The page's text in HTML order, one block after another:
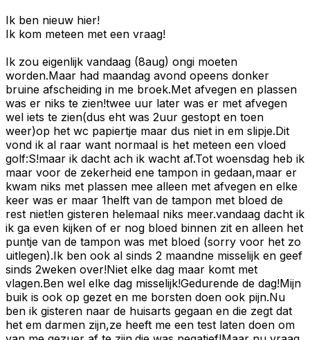
Ik ben nieuw hier!
Ik kom meteen met een vraag!
Ik zou eigenlijk vandaag (8aug) ongi moeten
worden.Maar had maandag avond opeens donker
bruine afscheiding in me broek.Met afvegen en plassen
was er niks te zien!twee uur later was er met afvegen
wel iets te zien(dus eht was 2uur gestopt en toen
weer)op het wc papiertje maar dus niet in em slipje.Dit
vond ik al raar want normaal is het meteen een vloed
golf:S!maar ik dacht ach ik wacht af.Tot woensdag heb ik
maar voor de zekerheid ene tampon in gedaan,maar er
kwam niks met plassen mee alleen met afvegen en elke
keer was er maar 1helft van de tampon met bloed de
rest niet!en gisteren helemaal niks meer.vandaag dacht ik
ik ga even kijken of er nog bloed binnen zit en alleen het
puntje van de tampon was met bloed (sorry voor het zo
uitlegen).Ik ben ook al sinds 2 maandne misselijk en geef
sinds 2weken over!Niet elke dag maar komt met
vlagen.Ben wel elke dag misselijk!Gedurende de dag!Mijn
buik is ook op gezet en me borsten doen ook pijn.Nu
ben ik gisteren naar de huisarts gegaan en die zegt dat
het em darmen zijn,ze heeft me een test laten doen om